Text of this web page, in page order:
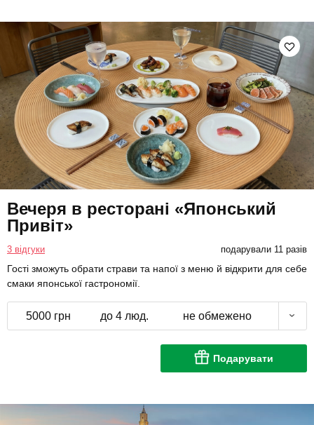
Вечеря в ресторані «Японський
Привіт»
3 відгуки подарували 11 разів
Гості зможуть обрати страви та напої з меню й відкрити для себе
смаки японської гастрономії.
5000 грн до 4 люд. не обмежено
Подарувати